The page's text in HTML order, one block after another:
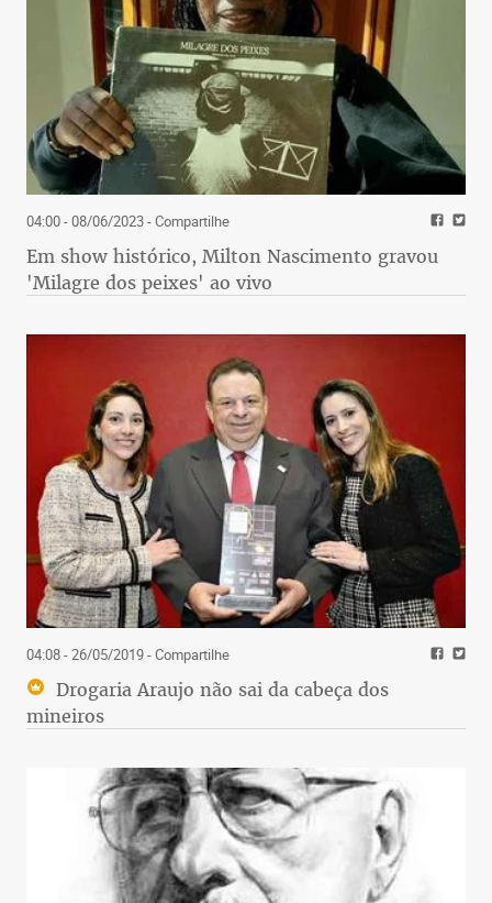
04:00 - 08/06/2023- Compartilhe
Em show histórico, Milton Nascimento gravou
'Milagre dos peixes' ao vivo
04:08 - 26/05/2019- Compartilhe
Drogaria Araujo não sai da cabeça dos
mineiros